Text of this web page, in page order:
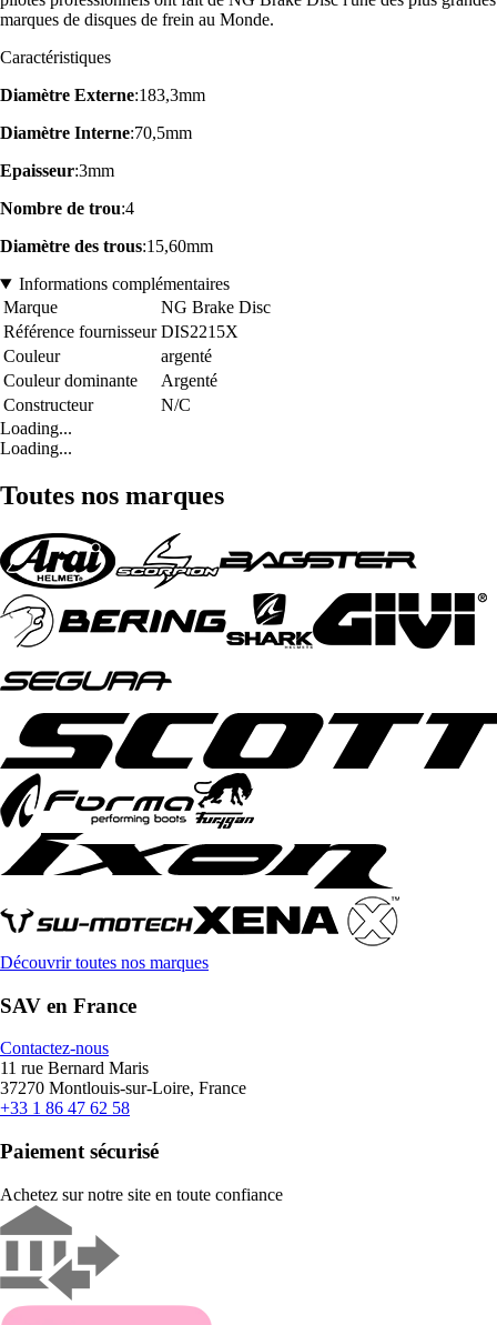
marques de disques de frein au Monde.
Caractéristiques
Diamètre Externe:183,3mm
Diamètre Interne:70,5mm
Epaisseur:3mm
Nombre de trou:4
Diamètre des trous:15,60mm
Informations complémentaires
Marque
NG Brake Disc
Référence fournisseur DIS2215X
Couleur
argenté
Couleur dominante
Argenté
Constructeur
N/C
Loading...
Loading...
Toutes nos marques
Découvrir toutes nos marques
SAV en France
Contactez-nous
11 rue Bernard Maris
37270 Montlouis-sur-Loire, France
+33 1 86 47 62 58
Paiement sécurisé
Achetez sur notre site en toute confiance